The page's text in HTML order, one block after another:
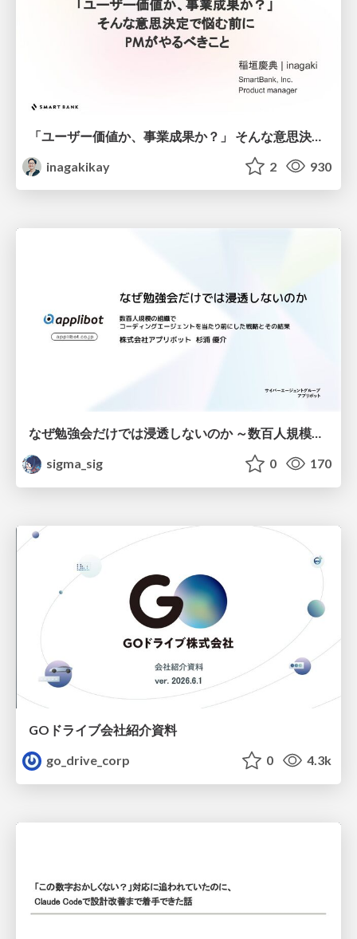
inagakikay
2 930
なぜ勉強会だけでは浸透しないのか ～数百人規模の組織でコーディングエージェントを当たり前にした戦略とその結果～
sigma_sig
0 170
GOドライブ会社紹介資料
go_drive_corp
0 4.3k